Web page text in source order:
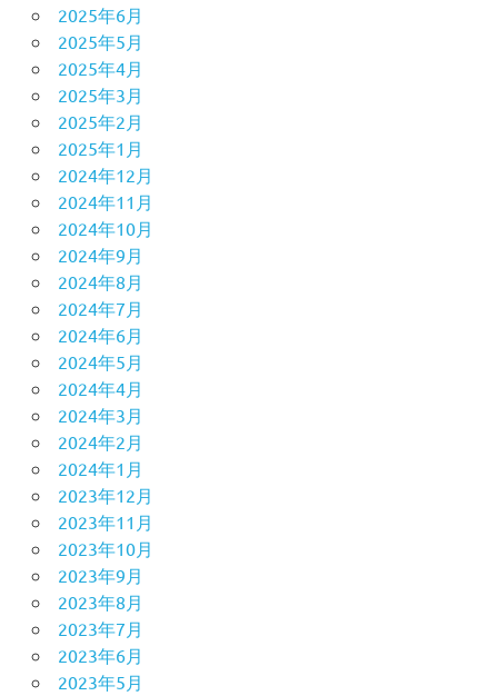
2025年6月
2025年5月
2025年4月
2025年3月
2025年2月
2025年1月
2024年12月
2024年11月
2024年10月
2024年9月
2024年8月
2024年7月
2024年6月
2024年5月
2024年4月
2024年3月
2024年2月
2024年1月
2023年12月
2023年11月
2023年10月
2023年9月
2023年8月
2023年7月
2023年6月
2023年5月